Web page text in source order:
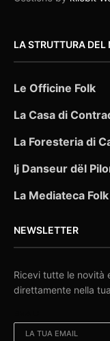
LA STRUTTURA DEL
Le Officine Folk
La Casa di
La Foresteria di
Ij Danseur dël
La Mediateca Folk
NEWSLETTER
Ricevi tutte le novità
direttamente nella